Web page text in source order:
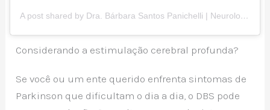
A post shared by Dra. Bárbara Santos Panichelli | Neurologista (@barbara_neurologista)
Considerando a estimulação cerebral profunda?
Se você ou um ente querido enfrenta sintomas de
Parkinson que dificultam o dia a dia, o DBS pode